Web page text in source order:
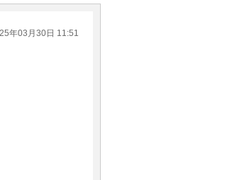
年03月30日 11:51